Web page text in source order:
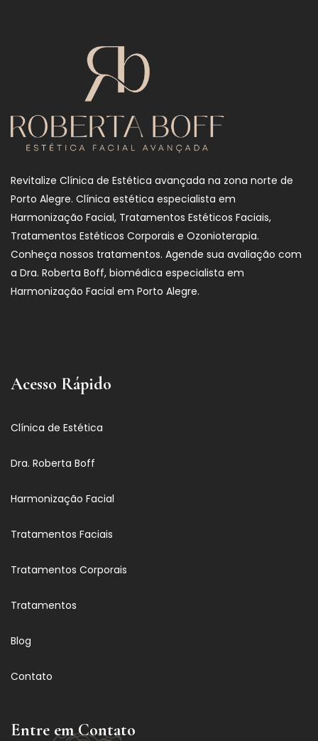
Revitalize Clínica de Estética avançada na zona norte de
Porto Alegre. Clínica estética especialista em
Harmonização Facial, Tratamentos Estéticos Faciais,
Tratamentos Estéticos Corporais e Ozonioterapia.
Conheça nossos tratamentos. Agende sua avaliação com
a Dra. Roberta Boff, biomédica especialista em
Harmonização Facial em Porto Alegre.
Acesso Rápido
Clínica de Estética
Dra. Roberta Boff
Harmonização Facial
Tratamentos Faciais
Tratamentos Corporais
Tratamentos
Blog
Contato
Entre em Contato